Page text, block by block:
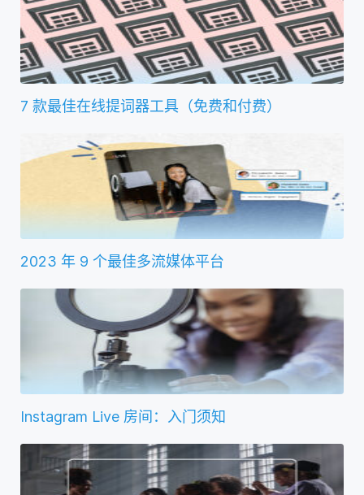
7 款最佳在线提词器工具（免费和付费）
2023 年 9 个最佳多流媒体平台
Instagram Live 房间：入门须知